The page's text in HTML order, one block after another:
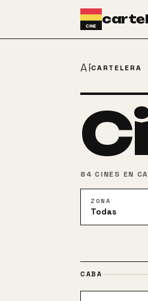
Ir al contenido principal
CARTELERA
84 CINES EN
ZONA
Todas
CABA